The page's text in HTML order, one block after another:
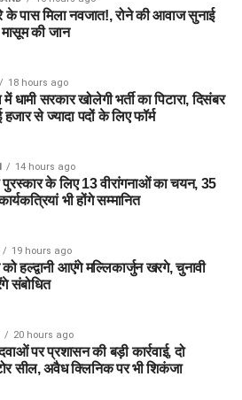
पास मिला नवजात!, रोने की आवाज सुनाई
की जान
18 hours ago
धामी सरकार खोलेगी भर्ती का पिटारा, दिसंबर
से ज्यादा पदों के लिए फॉर्म
14 hours ago
पुरस्कार के लिए 13 वीरांगनाओं का चयन, 35
भी होंगे सम्मानित
19 hours ago
हल्द्वानी आएंगे मल्लिकार्जुन खरगे, चुनावी
संबोधित
20 hours ago
पर प्रशासन की बड़ी कार्रवाई, दो
सील, अवैध क्लिनिक पर भी शिकंजा